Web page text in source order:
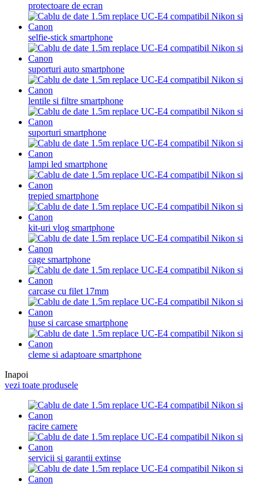
protectoare de ecran
selfie-stick smartphone
suporturi auto smartphone
lentile si filtre smartphone
suporturi smartphone
lampi led smartphone
trepied smartphone
kit-uri vlog smartphone
cage smartphone
carcase cu filet 17mm
huse si carcase smartphone
cleme si adaptoare smartphone
Inapoi
vezi toate produsele
racire camere
servicii si garantii extinse